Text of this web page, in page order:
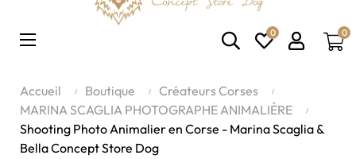
Basculer
☰ 0 0
Accueil Boutique
Créateurs Corses
MARINA SCAGLIA PHOTOGRAPHE ANIMALIÈRE
Shooting Photo Animalier en Corse - Marina Scaglia &
Bella Concept Store Dog